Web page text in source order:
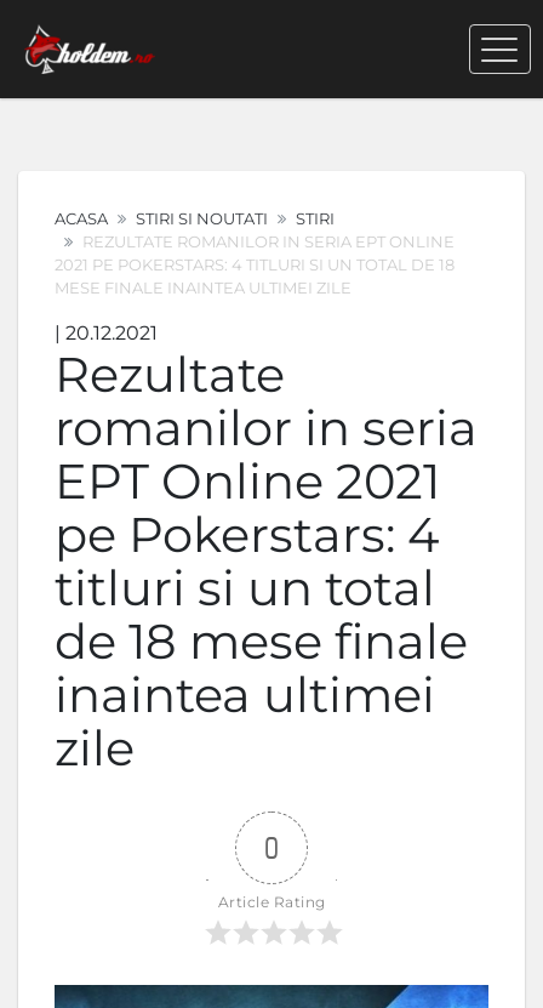
ACASA STIRI SI NOUTATI
STIRI
REZULTATE ROMANILOR IN SERIA EPT ONLINE
2021 PE POKERSTARS: 4 TITLURI SI UN TOTAL DE 18
MESE FINALE INAINTEA ULTIMEI ZILE
| 20.12.2021
Rezultate
romanilor in seria
EPT Online 2021
pe Pokerstars: 4
titluri si un total
de 18 mese finale
inaintea ultimei
zile
0
Article Rating